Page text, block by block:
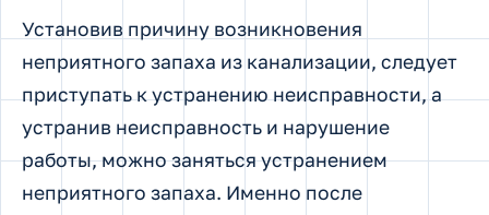
Установив причину возникновения
неприятного запаха из канализации, следует
приступать к устранению неисправности, а
устранив неисправность и нарушение
работы, можно заняться устранением
неприятного запаха. Именно после